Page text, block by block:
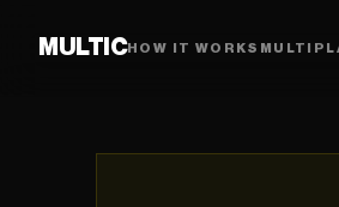
MULTICHOW IT WORKS